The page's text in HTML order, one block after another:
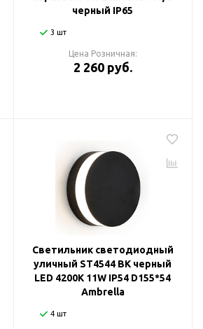
черный IP65
3 шт
Цена Розничная:
2 260 руб.
Светильник светодиодный
уличный ST4544 BK черный
LED 4200K 11W IP54 D155*54
Ambrella
4 шт